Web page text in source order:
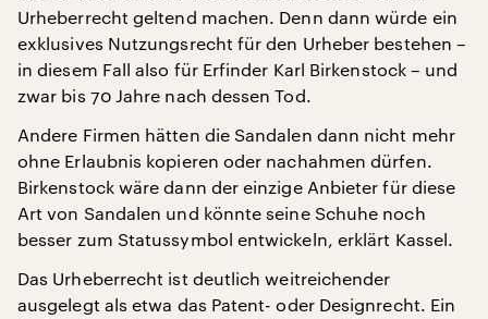
Urheberrecht geltend machen. Denn dann würde ein
exklusives Nutzungsrecht für den Urheber bestehen –
in diesem Fall also für Erfinder Karl Birkenstock – und
zwar bis 70 Jahre nach dessen Tod.
Andere Firmen hätten die Sandalen dann nicht mehr
ohne Erlaubnis kopieren oder nachahmen dürfen.
Birkenstock wäre dann der einzige Anbieter für diese
Art von Sandalen und könnte seine Schuhe noch
besser zum Statussymbol entwickeln, erklärt Kassel.
Das Urheberrecht ist deutlich weitreichender
ausgelegt als etwa das Patent- oder Designrecht. Ein